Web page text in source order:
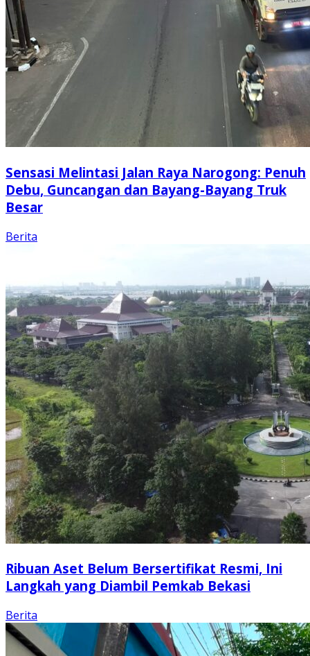
Sensasi Melintasi Jalan Raya Narogong: Penuh
Debu, Guncangan dan Bayang-Bayang Truk
Besar
Berita
Ribuan Aset Belum Bersertifikat Resmi, Ini
Langkah yang Diambil Pemkab Bekasi
Berita